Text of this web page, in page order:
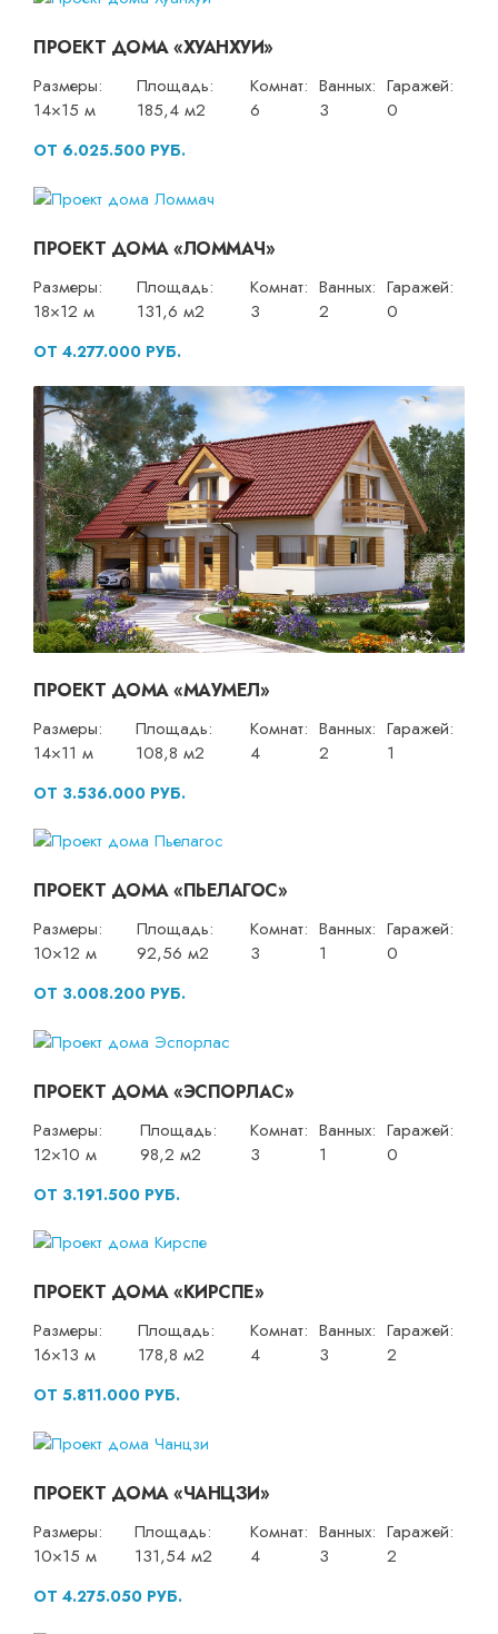
ПРОЕКТ ДОМА «ХУАНХУИ»
Размеры:
14×15 м
Площадь:
185,4 м2
Комнат:
6
Ванных:
3
Гаражей:
0
ОТ 6.025.500 РУБ.
ПРОЕКТ ДОМА «ЛОММАЧ»
Размеры:
18×12 м
Площадь:
131,6 м2
Комнат:
3
Ванных:
2
Гаражей:
0
ОТ 4.277.000 РУБ.
ПРОЕКТ ДОМА «МАУМЕЛ»
Размеры:
14×11 м
Площадь:
108,8 м2
Комнат:
4
Ванных:
2
Гаражей:
1
ОТ 3.536.000 РУБ.
ПРОЕКТ ДОМА «ПЬЕЛАГОС»
Размеры:
10×12 м
Площадь:
92,56 м2
Комнат:
3
Ванных:
1
Гаражей:
0
ОТ 3.008.200 РУБ.
ПРОЕКТ ДОМА «ЭСПОРЛАС»
Размеры:
12×10 м
Площадь:
98,2 м2
Комнат:
3
Ванных:
1
Гаражей:
0
ОТ 3.191.500 РУБ.
ПРОЕКТ ДОМА «КИРСПЕ»
Размеры:
16×13 м
Площадь:
178,8 м2
Комнат:
4
Ванных:
3
Гаражей:
2
ОТ 5.811.000 РУБ.
ПРОЕКТ ДОМА «ЧАНЦЗИ»
Размеры:
10×15 м
Площадь:
131,54 м2
Комнат:
4
Ванных:
3
Гаражей:
2
ОТ 4.275.050 РУБ.